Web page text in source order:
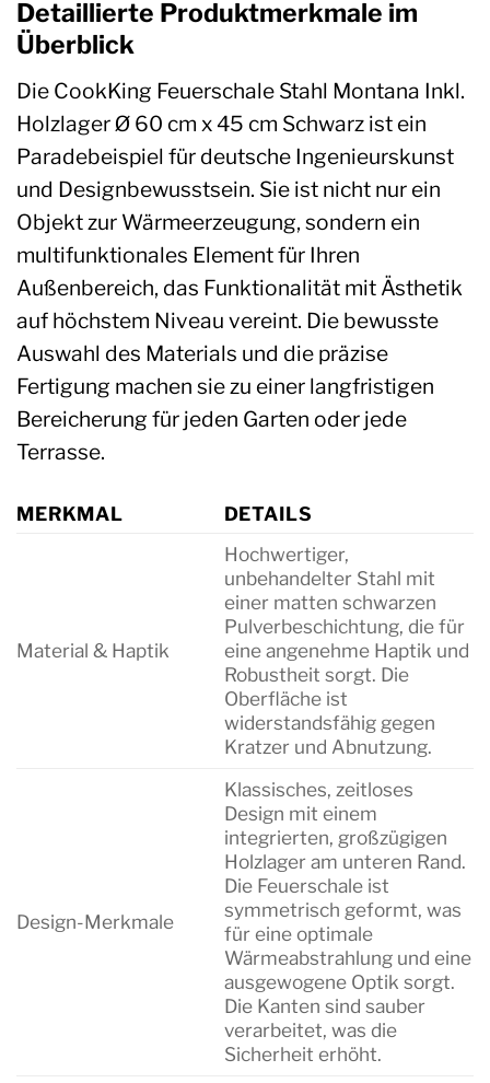
Detaillierte Produktmerkmale im
Überblick
Die CookKing Feuerschale Stahl Montana Inkl.
Holzlager Ø 60 cm x 45 cm Schwarz ist ein
Paradebeispiel für deutsche Ingenieurskunst
und Designbewusstsein. Sie ist nicht nur ein
Objekt zur Wärmeerzeugung, sondern ein
multifunktionales Element für Ihren
Außenbereich, das Funktionalität mit Ästhetik
auf höchstem Niveau vereint. Die bewusste
Auswahl des Materials und die präzise
Fertigung machen sie zu einer langfristigen
Bereicherung für jeden Garten oder jede
Terrasse.
MERKMAL DETAILS
Material & Haptik
Hochwertiger,
unbehandelter Stahl mit
einer matten schwarzen
Pulverbeschichtung, die für
eine angenehme Haptik und
Robustheit sorgt. Die
Oberfläche ist
widerstandsfähig gegen
Kratzer und Abnutzung.
Design-Merkmale
Klassisches, zeitloses
Design mit einem
integrierten, großzügigen
Holzlager am unteren Rand.
Die Feuerschale ist
symmetrisch geformt, was
für eine optimale
Wärmeabstrahlung und eine
ausgewogene Optik sorgt.
Die Kanten sind sauber
verarbeitet, was die
Sicherheit erhöht.